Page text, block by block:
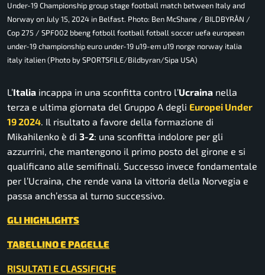
Under-19 Championship group stage football match between Italy and
Norway on July 15, 2024 in Belfast. Photo: Ben McShane / BILDBYRÅN /
Cop 275 / SPF002 bbeng fotboll football fotball soccer uefa european
under-19 championship euro under-19 u19-em u19 norge norway italia
italy italien (Photo by SPORTSFILE/Bildbyran/Sipa USA)
L’Italia incappa in una sconfitta contro l’Ucraina nella
terza e ultima giornata del Gruppo A degli Europei Under
19 2024. Il risultato a favore della formazione di
Mikahilenko è di 3-2: una sconfitta indolore per gli
azzurrini, che mantengono il primo posto del girone e si
qualificano alle semifinali. Successo invece fondamentale
per l’Ucraina, che rende vana la vittoria della Norvegia e
passa anch’essa al turno successivo.
GLI HIGHLIGHTS
TABELLINO E PAGELLE
RISULTATI E CLASSIFICHE